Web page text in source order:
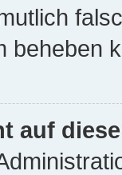
beheben
auf